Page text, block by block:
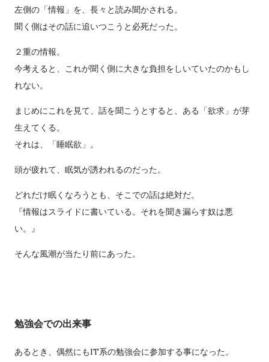
左側の「情報」を、長々と読み聞かされる。
聞く側はその話に追いつこうと必死だった。
２重の情報。
今考えると、これが聞く側に大きな負担をしいていたのかもし
れない。
まじめにこれを見て、話を聞こうとすると、ある「欲求」が芽
生えてくる。
それは、「睡眠欲」。
頭が疲れて、眠気が誘われるのだった。
どれだけ眠くなろうとも、そこでの話は絶対だ。
『情報はスライドに書いている。それを聞き漏らす奴は悪
い。』
そんな風潮が当たり前にあった。
勉強会での出来事
あるとき、偶然にもIT系の勉強会に参加する事になった。